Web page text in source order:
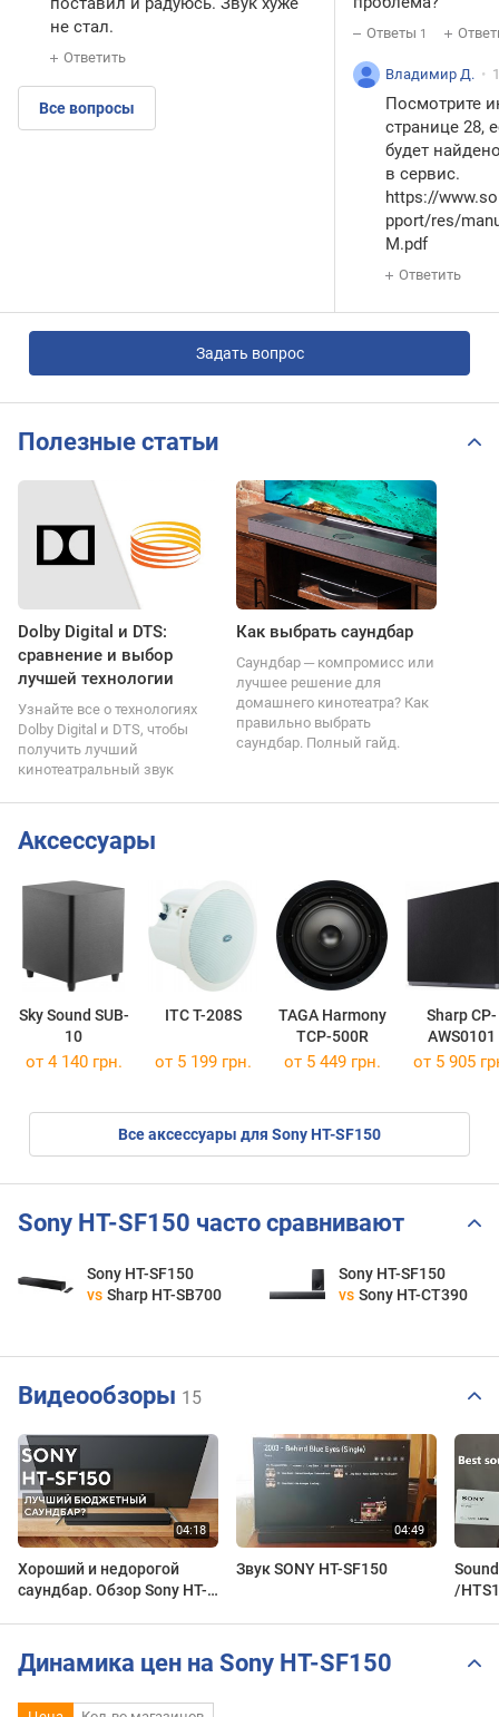
не стал.
Ответить
Все вопросы
Ответы 1
Владимир Д.
Посмотрите
странице 28,
будет
в сервис.
https://
pport/res/
M.pdf
Ответить
Задать вопрос
Полезные статьи
Dolby Digital и DTS:
сравнение и выбор
лучшей технологии
Узнайте все о технологиях
Dolby Digital и DTS, чтобы
получить лучший
кинотеатральный звук
Как выбрать саундбар
Саундбар ─ компромисс или
лучшее решение для
домашнего кинотеатра? Как
правильно выбрать
саундбар. Полный гайд.
Аксессуары
Sky Sound SUB-
10
ITC T-208S
TAGA Harmony
TCP-500R
Sharp CP-
AWS0101
от 4 140 грн. от 5 199 грн. от 5 449 грн. от 5 905
Все аксессуары для Sony HT-SF150
Sony HT-SF150 часто сравнивают
Sony HT-SF150
vs Sharp HT-SB700
Sony HT-SF150
vs Sony HT-CT390
Видеообзоры 15
Хороший и недорогой
саундбар. Обзор Sony HT-
Звук SONY HT-SF150
/
Динамика цен на Sony HT-SF150